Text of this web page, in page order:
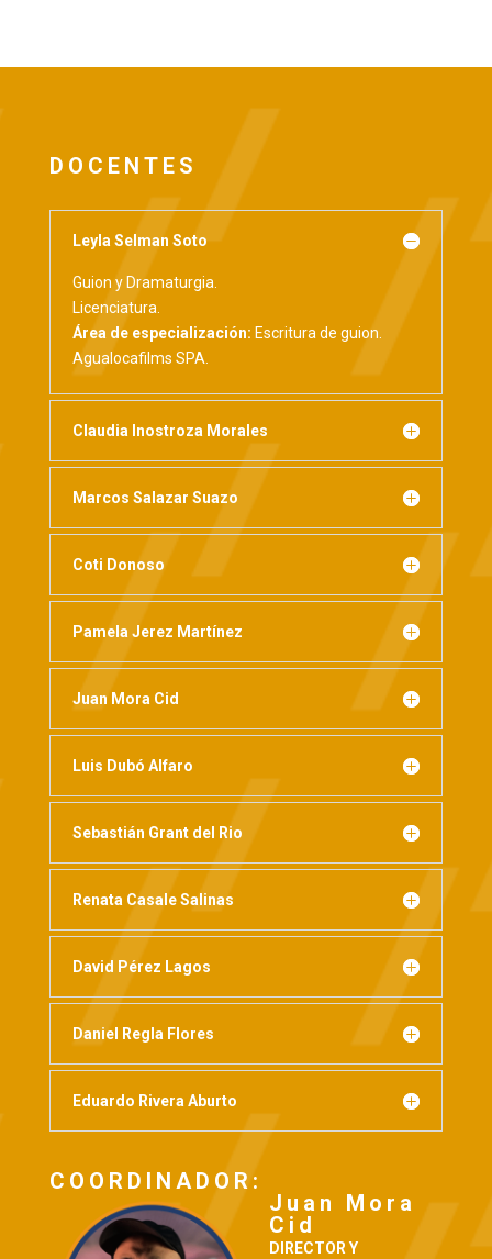
DOCENTES
Leyla Selman Soto
Guion y Dramaturgia.
Licenciatura.
Área de especialización: Escritura de guion.
Agualocafilms SPA.
Claudia Inostroza Morales
Marcos Salazar Suazo
Coti Donoso
Pamela Jerez Martínez
Juan Mora Cid
Luis Dubó Alfaro
Sebastián Grant del Rio
Renata Casale Salinas
David Pérez Lagos
Daniel Regla Flores
Eduardo Rivera Aburto
COORDINADOR:
Juan Mora
Cid
DIRECTOR Y